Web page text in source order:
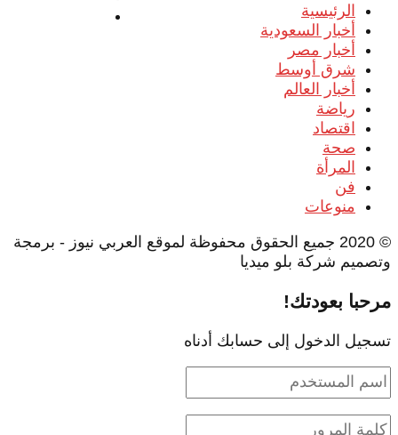
الرئيسية
أخبار السعودية
أخبار مصر
شرق أوسط
أخبار العالم
رياضة
اقتصاد
صحة
المرأة
فن
منوعات
© 2020 جميع الحقوق محفوظة لموقع العربي نيوز - برمجة
وتصميم شركة بلو ميديا
مرحبا بعودتك!
تسجيل الدخول إلى حسابك أدناه